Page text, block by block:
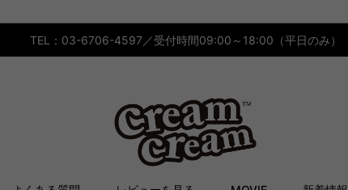
TEL：03-6706-4597／受付時間09:00～18:00（平日のみ）